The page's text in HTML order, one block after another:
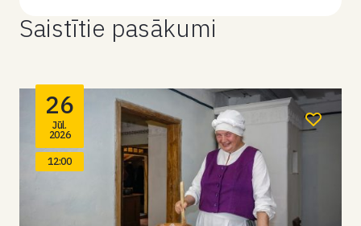
Saistītie pasākumi
26
Jūl.
2026
12:00